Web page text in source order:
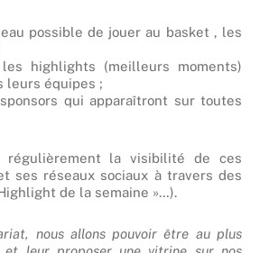
possible de jouer au basket , les
les highlights (meilleurs moments)
leurs équipes ;
qui apparaîtront sur toutes
régulièrement la visibilité de ces
ses réseaux sociaux à travers des
de la semaine »…).
nous allons pouvoir être au plus